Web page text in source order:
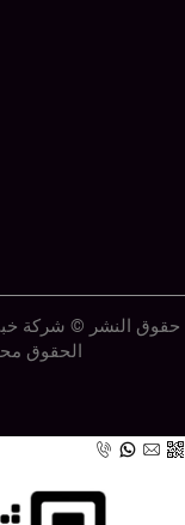
حقوق النشر © شركة
الحقوق